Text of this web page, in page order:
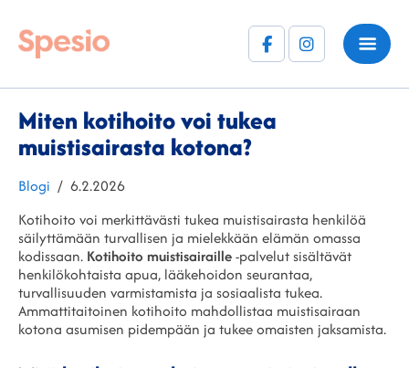
FacebookInstagram
Miten kotihoito voi tukea
muistisairasta kotona?
Kategoriat
Blogi Julkaistu
6.2.2026
Kotihoito voi merkittävästi tukea muistisairasta henkilöä
säilyttämään turvallisen ja mielekkään elämän omassa
kodissaan. Kotihoito muistisairaille-palvelut sisältävät
henkilökohtaista apua, lääkehoidon seurantaa,
turvallisuuden varmistamista ja sosiaalista tukea.
Ammattitaitoinen kotihoito mahdollistaa muistisairaan
kotona asumisen pidempään ja tukee omaisten jaksamista.